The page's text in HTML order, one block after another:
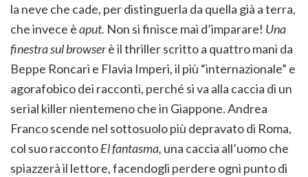
la neve che cade, per distinguerla da quella già a terra,
che invece èaput. Non si finisce mai d’imparare! Una
finestra sul browserè il thriller scritto a quattro mani da
Beppe Roncari e Flavia Imperi, il più “internazionale” e
agorafobico dei racconti, perché si va alla caccia di un
serial killer nientemeno che in Giappone. Andrea
Franco scende nel sottosuolo più depravato di Roma,
col suo raccontoEl fantasma, una caccia all’uomo che
spiazzerà il lettore, facendogli perdere ogni punto di